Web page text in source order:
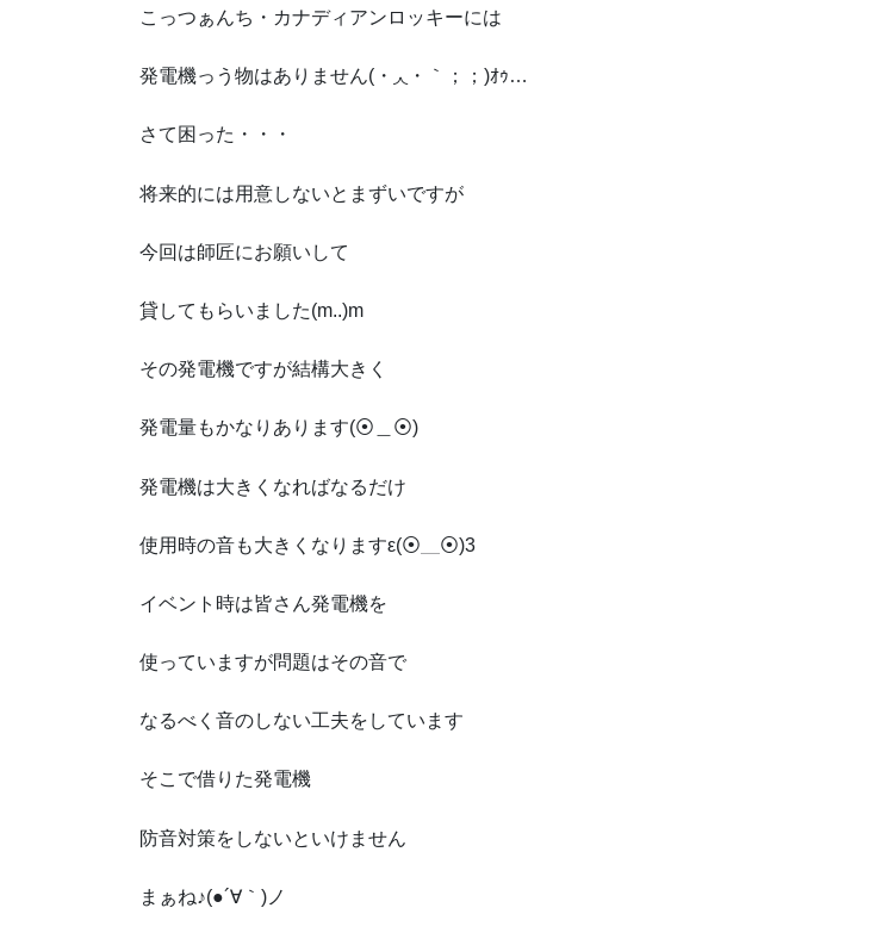
こっつぁんち・カナディアンロッキーには
発電機っう物はありません(・◞◟・｀；；)ｵｩ…
さて困った・・・
将来的には用意しないとまずいですが
今回は師匠にお願いして
貸してもらいました(m..)m
その発電機ですが結構大きく
発電量もかなりあります(⦿＿⦿)
発電機は大きくなればなるだけ
使用時の音も大きくなりますε(⦿＿⦿)3
イベント時は皆さん発電機を
使っていますが問題はその音で
なるべく音のしない工夫をしています
そこで借りた発電機
防音対策をしないといけません
まぁね♪(●´∀｀)ノ